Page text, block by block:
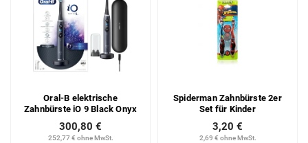
Oral-B elektrische
Zahnbürste iO 9 Black Onyx
252,77 € ohne MwSt.
300,80 €
Spiderman Zahnbürste 2er
Set für Kinder
2,69 € ohne MwSt.
3,20 €